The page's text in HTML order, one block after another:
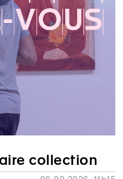
collection